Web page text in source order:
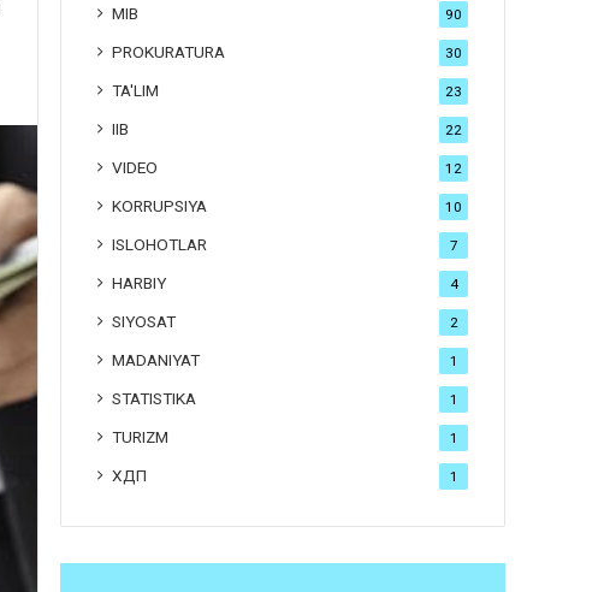
MIB 90
PROKURATURA 30
TA'LIM 23
IIB 22
VIDEO 12
KORRUPSIYA 10
ISLOHOTLAR 7
HARBIY 4
SIYOSAT 2
MADANIYAT 1
STATISTIKA 1
TURIZM 1
ХДП 1